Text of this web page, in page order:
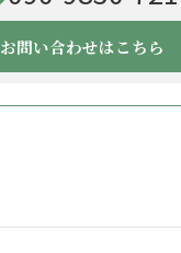
お問い合わせはこちら